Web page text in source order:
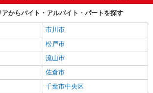
からバイト・アルバイト・パートを探す
市川市
松戸市
流山市
佐倉市
千葉市中央区